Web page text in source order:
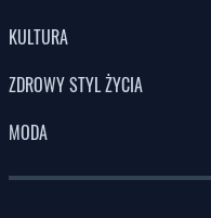
KULTURA
ZDROWY STYL ŻYCIA
MODA